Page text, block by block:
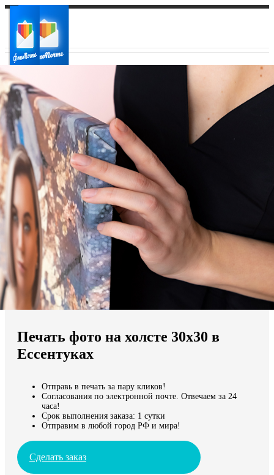
Ваш город:
Ваш регион доставки
Выберите из списка:
Мы доставляем по всему миру
Продолжить без города
Печать фото на холсте 30х30 в
Ессентуках
Отправь в печать за пару кликов!
Согласования по электронной почте. Отвечаем за 24
часа!
Срок выполнения заказа: 1 сутки
Отправим в любой город РФ и мира!
Сделать заказ